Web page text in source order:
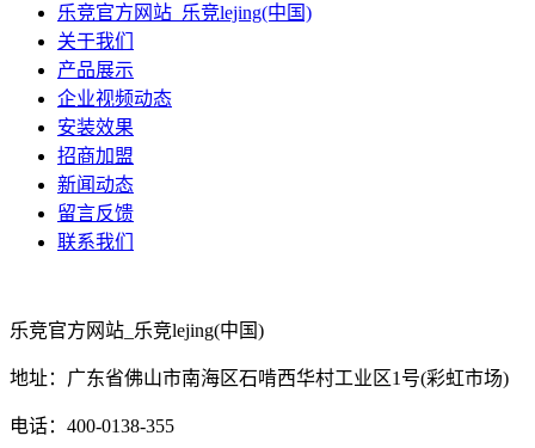
乐竞官方网站_乐竞lejing(中国)
关于我们
产品展示
企业视频动态
安装效果
招商加盟
新闻动态
留言反馈
联系我们
乐竞官方网站_乐竞lejing(中国)
地址：广东省佛山市南海区石啃西华村工业区1号(彩虹市场)
电话：400-0138-355